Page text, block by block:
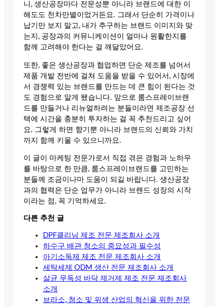
니, 생산공장마다 전문성뿐 아니라 브랜드에 대한 이
해도도 천차만별이었거든요. 그래서 단순히 가격이나
납기만 보지 말고, 내가 추구하는 브랜드 이미지와 맞
는지, 공장과의 커뮤니케이션이 얼마나 원활한지를
함께 고려해야 한다는 걸 깨달았어요.
또한, 좋은 생산공장과 협업하면 단순 제조를 넘어서
제품 개발 전반에 걸쳐 도움을 받을 수 있어서, 시장에
서 경쟁력 있는 브랜드를 만드는 데 큰 힘이 된다는 것
도 경험으로 알게 됐습니다. 앞으로 룸스프레이브랜
드를 만들거나 리뉴얼하려는 분들이라면 제조공장 선
택에 시간을 충분히 투자하는 걸 꼭 추천드리고 싶어
요. 그렇게 하면 향기뿐 아니라 브랜드의 신뢰와 가치
까지 함께 키울 수 있으니까요.
이 글이 마케팅 전문가로서 직접 겪은 경험과 노하우
를 바탕으로 한 만큼, 룸스프레이브랜드를 고민하는
분들께 조금이나마 도움이 되길 바랍니다. 생산공장
과의 협력은 단순 업무가 아니라 브랜드 성장의 시작
이라는 점, 꼭 기억하세요.
다른 추천 글
DPF클리닝 제조 전문 제조회사 소개
하수구 배관 청소의 중요성과 필수성
아기소독제 제조 전문 제조회사 소개
세탁세제 ODM 생산 전문 제조회사 소개
살균 무독성 바닥 제거제 제조 전문 제조회사
소개
브라소, 청소 및 위생 산업의 혁신을 위한 전문